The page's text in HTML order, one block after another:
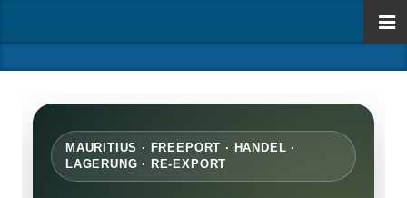
MAURITIUS · FREEPORT · HANDEL ·
LAGERUNG · RE-EXPORT